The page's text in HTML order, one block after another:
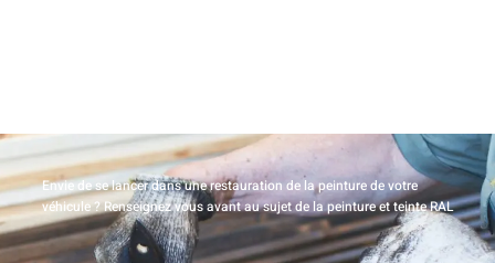
Envie de se lancer dans une restauration de la peinture de votre
véhicule ? Renseignez vous avant au sujet de la peinture et teinte RAL